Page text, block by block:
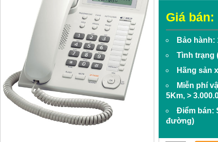
Giá bán:
Bảo hành:
Tình trạng
Hãng sản
Miễn phí
5Km, >
Điểm bán:
đường)